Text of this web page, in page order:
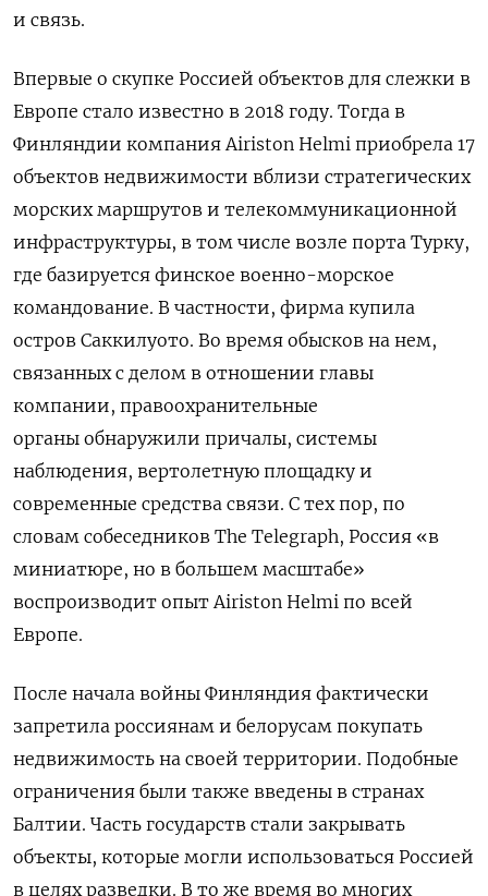
и связь.
Впервые о скупке Россией объектов для слежки в
Европе стало известно в 2018 году. Тогда в
Финляндии компания Airiston Helmi приобрела 17
объектов недвижимости вблизи стратегических
морских маршрутов и телекоммуникационной
инфраструктуры, в том числе возле порта Турку,
где базируется финское военно-морское
командование. В частности, фирма купила
остров Саккилуото. Во время обысков на нем,
связанных с делом в отношении главы
компании, правоохранительные
органы обнаружили причалы, системы
наблюдения, вертолетную площадку и
современные средства связи. С тех пор, по
словам собеседников The Telegraph, Россия «в
миниатюре, но в большем масштабе»
воспроизводит опыт Airiston Helmi по всей
Европе.
После начала войны Финляндия фактически
запретила россиянам и белорусам покупать
недвижимость на своей территории. Подобные
ограничения были также введены в странах
Балтии. Часть государств стали закрывать
объекты, которые могли использоваться Россией
в целях разведки. В то же время во многих